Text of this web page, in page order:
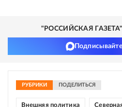
"РОССИЙСКАЯ ГАЗЕТА"
РУБРИКИ ПОДЕЛИТЬСЯ
Внешняя политика